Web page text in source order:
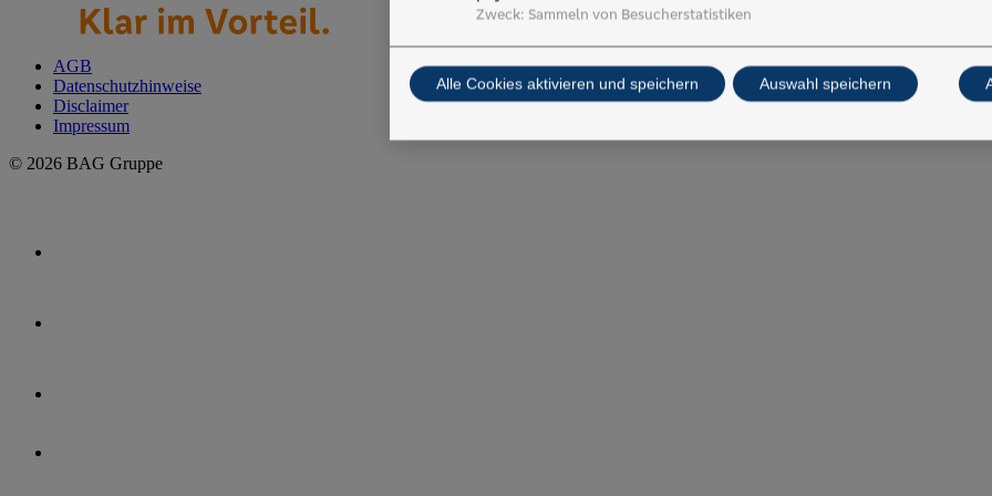
AGB
Datenschutzhinweise
Disclaimer
Impressum
© 2026 BAG Gruppe
Zweck: Sammeln von Besucherstatistiken
Alle Cookies aktivieren und speichern Auswahl speichern